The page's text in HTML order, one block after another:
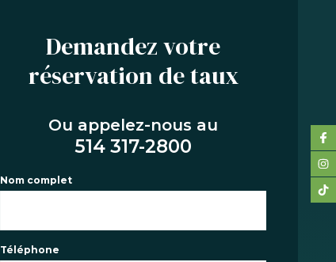
ACHAT
REFINANCEMENT
PRÉ-AUTORISATION
Demandez votre
réservation de taux
Ou appelez-nous au
514 317-2800
Nom complet
Téléphone